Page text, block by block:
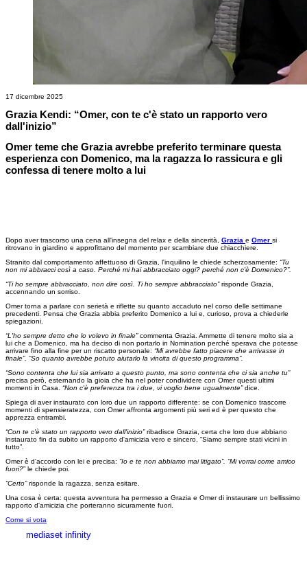
17 dicembre 2025
Grazia Kendi: “Omer, con te c'è stato un rapporto vero
dall'inizio”
Omer teme che Grazia avrebbe preferito terminare questa
esperienza con Domenico, ma la ragazza lo rassicura e gli
confessa di tenere molto a lui
Dopo aver trascorso una cena all'insegna del relax e della sincerità, Grazia e Omer si
ritrovano in giardino e approfittano del momento per scambiare due chiacchiere.
Stranito dal comportamento affettuoso di Grazia, l'inquilino le chiede scherzosamente: “Tu
non mi abbracci così a caso. Perché mi hai abbracciato oggi? perché non c'è Domenico?”.
“Ti ho sempre abbracciato, non dire così. Ti ho sempre abbracciato”risponde Grazia,
accennando un sorriso.
Omer torna a parlare con serietà e riflette su quanto accaduto nel corso delle settimane
precedenti. Pensa che Grazia abbia preferito Domenico a lui e, curioso, prova a chiederle
spiegazioni.
“L'ho sempre detto che lo volevo in finale”commenta Grazia. Ammette di tenere molto sia a
lui che a Domenico, ma ha deciso di non portarlo in Nomination perché sperava che potesse
arrivare fino alla fine per un riscatto personale: “Mi avrebbe fatto piacere che arrivasse in
finale”, “So quanto avrebbe potuto aiutarlo la vincita di questo programma”.
“Sono contenta che lui sia arrivato a questo punto, ma sono contenta che ci sia anche tu”
precisa però, esternando la gioia che ha nel poter condividere con Omer questi ultimi
momenti in Casa. “Non c'è preferenza tra i due, vi voglio bene ugualmente”dice.
Spiega di aver instaurato con loro due un rapporto differente: se con Domenico trascorre
momenti di spensieratezza, con Omer affronta argomenti più seri ed è per questo che
apprezza entrambi.
“Con te c'è stato un rapporto vero dall'inizio”ribadisce Grazia, certa che loro due abbiano
instaurato fin da subito un rapporto d'amicizia vero e sincero, “Siamo sempre stati vicini in
tutto”.
Omer è d'accordo con lei e precisa: “Io e te non abbiamo mai litigato”. “Mi vorrai come amico
fuori?” le chiede poi.
“Certo”risponde la ragazza, senza esitare.
Una cosa è certa: questa avventura ha permesso a Grazia e Omer di instaurare un bellissimo
rapporto d'amicizia che porteranno sicuramente fuori.
Come si vota
mediaset infinity